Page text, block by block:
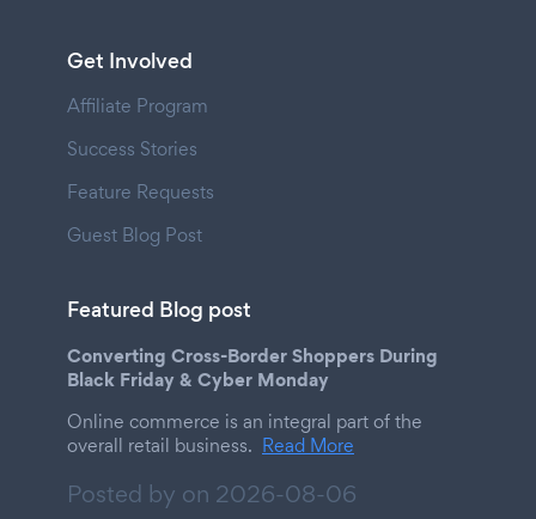
Get Involved
Affiliate Program
Success Stories
Feature Requests
Guest Blog Post
Featured Blog post
Converting Cross-Border Shoppers During
Black Friday & Cyber Monday
Online commerce is an integral part of the
overall retail business. Read More
Posted by on 2026-08-06